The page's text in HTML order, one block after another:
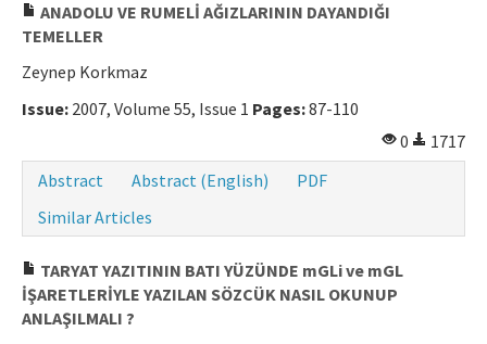
ANADOLU VE RUMELİ AĞIZLARININ DAYANDIĞI
TEMELLER
Zeynep Korkmaz
Issue: 2007, Volume 55, Issue 1 Pages:87-110
0
1717
Abstract
Abstract (English)
PDF
Similar Articles
TARYAT YAZITININ BATI YÜZÜNDE mGLi ve mGL
İŞARETLERİYLE YAZILAN SÖZCÜK NASIL OKUNUP
ANLAŞILMALI ?